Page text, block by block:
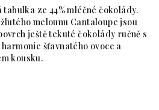
ze 44% mléčné čokolády.
melounu Cantaloupe jsou
ještě tekuté čokolády ručně s
šťavnatého ovoce a
kousku.